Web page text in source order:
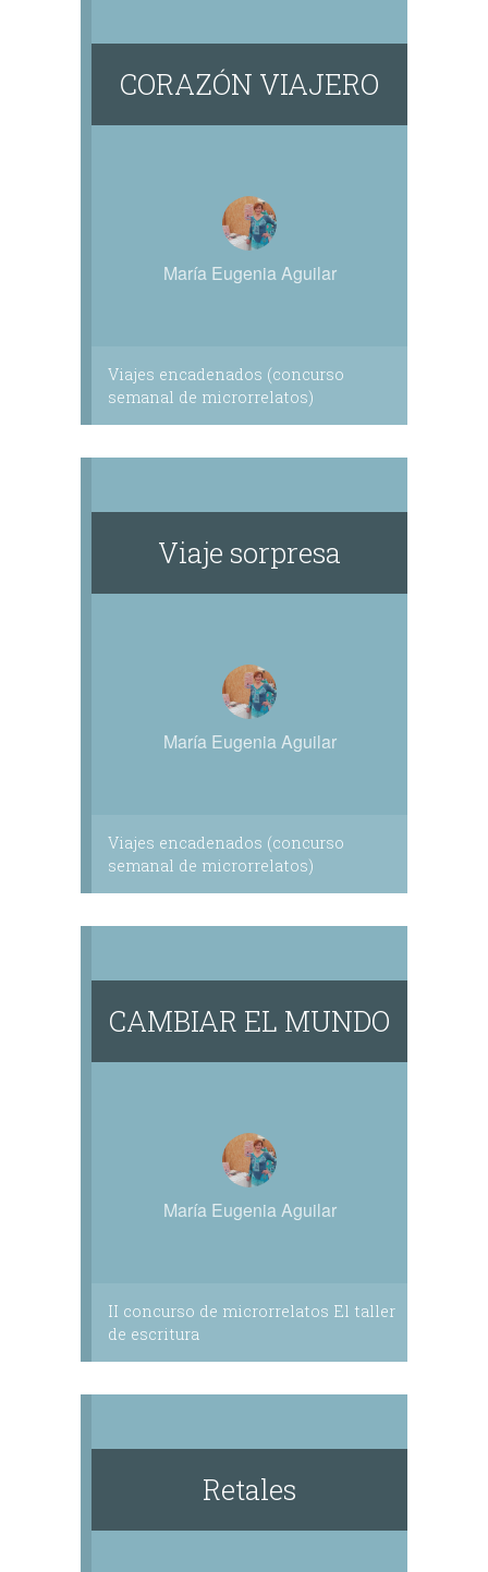
CORAZÓN VIAJERO
María Eugenia Aguilar
Viajes encadenados (concurso
semanal de microrrelatos)
Viaje sorpresa
María Eugenia Aguilar
Viajes encadenados (concurso
semanal de microrrelatos)
CAMBIAR EL MUNDO
María Eugenia Aguilar
II concurso de microrrelatos El taller
de escritura
Retales